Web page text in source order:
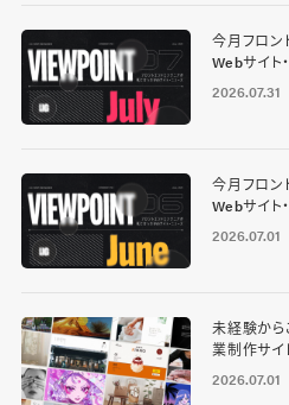
今月フロン
Webサイト
2026.07.31
今月フロン
Webサイト
2026.07.01
未経験から
業制作サ
2026.07.01